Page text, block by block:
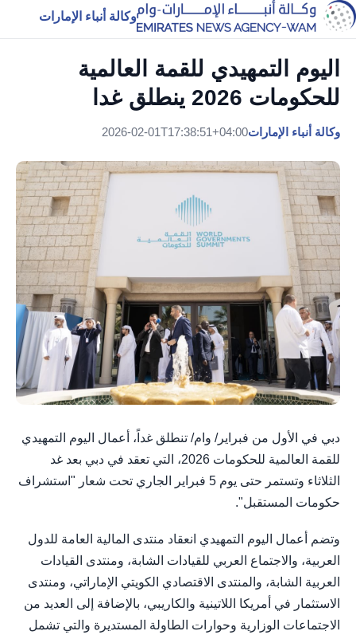
وكالة أنباء الإمارات
اليوم التمهيدي للقمة العالمية
للحكومات 2026 ينطلق غدا
وكالة أنباء الإمارات2026-02-01T17:38:51+04:00
دبي في الأول من فبراير/ وام/ تنطلق غداً، أعمال اليوم التمهيدي
للقمة العالمية للحكومات 2026، التي تعقد في دبي بعد غد
الثلاثاء وتستمر حتى يوم 5 فبراير الجاري تحت شعار "استشراف
حكومات المستقبل".
وتضم أعمال اليوم التمهيدي انعقاد منتدى المالية العامة للدول
العربية، والاجتماع العربي للقيادات الشابة، ومنتدى القيادات
العربية الشابة، والمنتدى الاقتصادي الكويتي الإماراتي، ومنتدى
الاستثمار في أمريكا اللاتينية والكاريبي، بالإضافة إلى العديد من
الاجتماعات الوزارية وحوارات الطاولة المستديرة والتي تشمل